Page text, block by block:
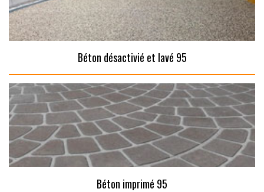
Béton désactivié et lavé 95
Béton imprimé 95